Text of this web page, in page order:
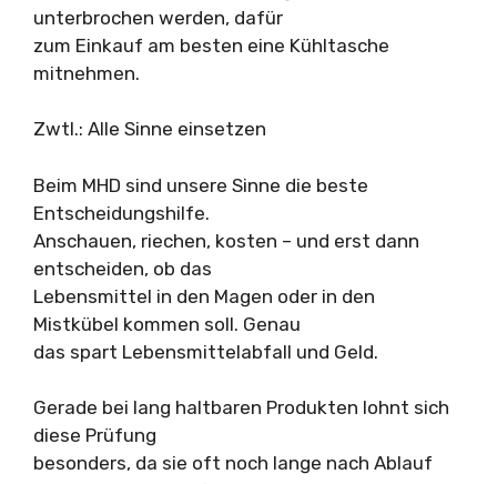
unterbrochen werden, dafür
zum Einkauf am besten eine Kühltasche
mitnehmen.
Zwtl.: Alle Sinne einsetzen
Beim MHD sind unsere Sinne die beste
Entscheidungshilfe.
Anschauen, riechen, kosten – und erst dann
entscheiden, ob das
Lebensmittel in den Magen oder in den
Mistkübel kommen soll. Genau
das spart Lebensmittelabfall und Geld.
Gerade bei lang haltbaren Produkten lohnt sich
diese Prüfung
besonders, da sie oft noch lange nach Ablauf